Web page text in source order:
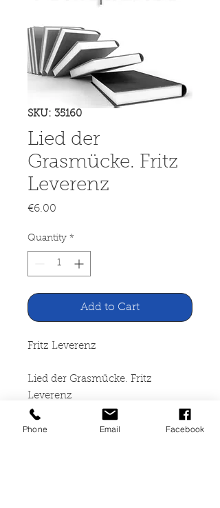
SKU: 35160
Lied der
Grasmücke. Fritz
Leverenz
€6.00
Quantity *
Add to Cart
Fritz Leverenz
Lied der Grasmücke. Fritz
Leverenz
Verlag Neues Leben Berlin, Berlin
Phone Email Facebook